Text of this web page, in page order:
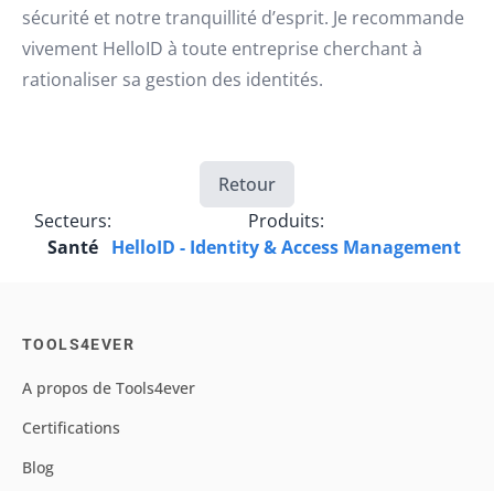
sécurité et notre tranquillité d’esprit. Je recommande
vivement HelloID à toute entreprise cherchant à
rationaliser sa gestion des identités.
Retour
Secteurs:
Santé
Produits:
HelloID - Identity & Access Management
TOOLS4EVER
A propos de Tools4ever
Certifications
Blog